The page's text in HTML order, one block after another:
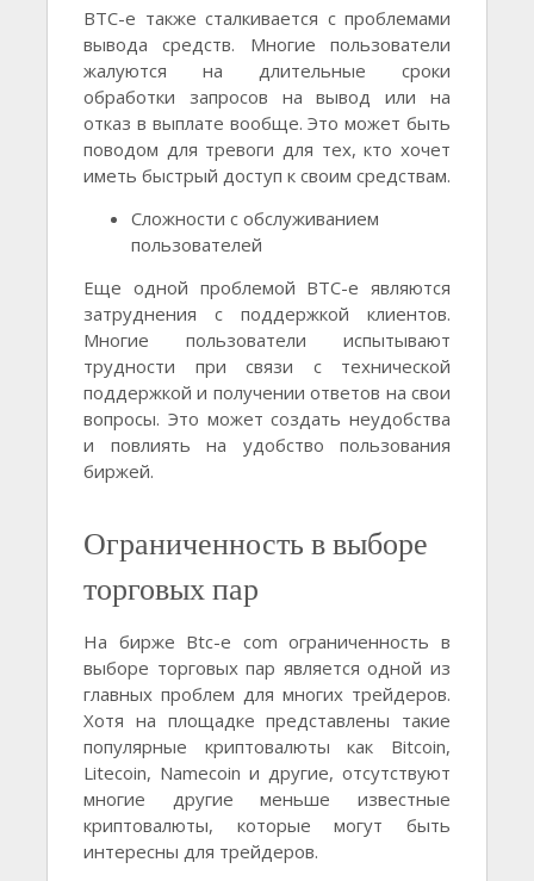
BTC-e также сталкивается с проблемами
вывода средств. Многие пользователи
жалуются на длительные сроки
обработки запросов на вывод или на
отказ в выплате вообще. Это может быть
поводом для тревоги для тех, кто хочет
иметь быстрый доступ к своим средствам.
Сложности с обслуживанием
пользователей
Еще одной проблемой BTC-e являются
затруднения с поддержкой клиентов.
Многие пользователи испытывают
трудности при связи с технической
поддержкой и получении ответов на свои
вопросы. Это может создать неудобства
и повлиять на удобство пользования
биржей.
Ограниченность в выборе
торговых пар
На бирже Btc-e com ограниченность в
выборе торговых пар является одной из
главных проблем для многих трейдеров.
Хотя на площадке представлены такие
популярные криптовалюты как Bitcoin,
Litecoin, Namecoin и другие, отсутствуют
многие другие меньше известные
криптовалюты, которые могут быть
интересны для трейдеров.